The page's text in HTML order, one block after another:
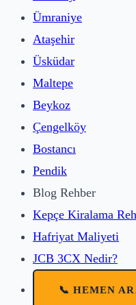
Ümraniye
Ataşehir
Üsküdar
Maltepe
Beykoz
Çengelköy
Bostancı
Pendik
Blog Rehber
Kepçe Kiralama
Hafriyat Maliyeti
JCB 3CX Nedir?
📞 HEMEN